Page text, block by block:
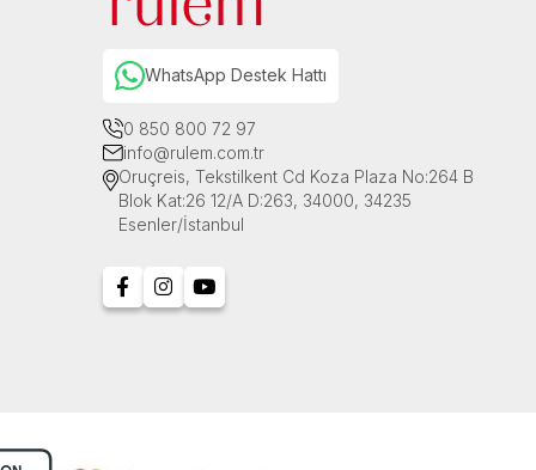
WhatsApp Destek Hattı
0 850 800 72 97
info@rulem.com.tr
Oruçreis, Tekstilkent Cd Koza Plaza No:264 B
Blok Kat:26 12/A D:263, 34000, 34235
Esenler/İstanbul